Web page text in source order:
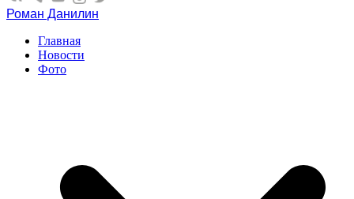
Роман Данилин
Главная
Новости
Фото